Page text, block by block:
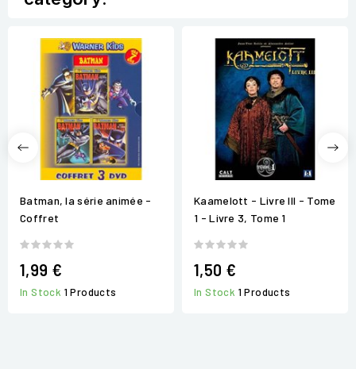
Batman, la série animée -
Coffret
1,99 €
In Stock 1 Products
Kaamelott - Livre III - Tome
1 - Livre 3, Tome 1
1,50 €
In Stock 1 Products